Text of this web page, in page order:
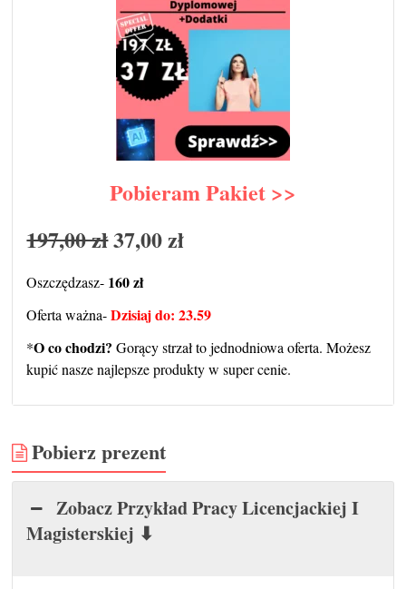
Pobieram Pakiet >>
197,00 zł37,00 zł
Oszczędzasz- 160 zł
Oferta ważna-Dzisiaj do: 23.59
*O co chodzi?Gorący strzał to jednodniowa oferta. Możesz
kupić nasze najlepsze produkty w super cenie.
Pobierz prezent
Zobacz Przykład Pracy Licencjackiej I
Magisterskiej ⬇